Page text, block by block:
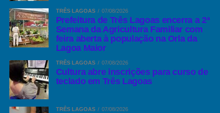
TRÊS LAGOAS 07/08/2026
Prefeitura de Três Lagoas encerra a 2ª
Semana da Agricultura Familiar com
feira aberta à população na Orla da
Lagoa Maior
TRÊS LAGOAS 07/08/2026
Cultura abre inscrições para curso de
teclado em Três Lagoas
TRÊS LAGOAS 07/08/2026